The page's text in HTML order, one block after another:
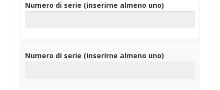
Numero di serie (inserirne almeno uno)
Numero di serie (inserirne almeno uno)